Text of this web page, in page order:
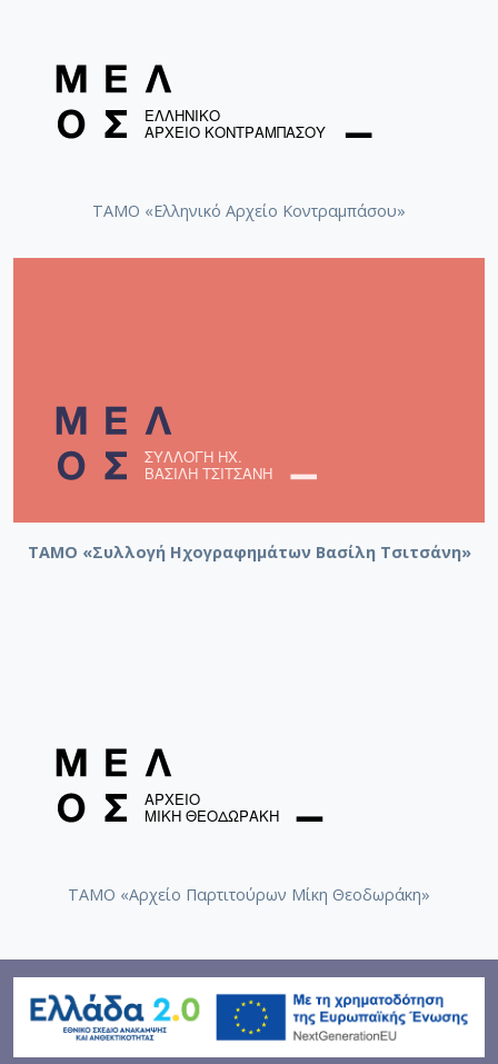
ΤΑΜΟ «Ελληνικό Αρχείο Κοντραμπάσου»
ΤΑΜΟ «Συλλογή Ηχογραφημάτων Βασίλη Τσιτσάνη»
ΤΑΜΟ «Αρχείο Παρτιτούρων Μίκη Θεοδωράκη»